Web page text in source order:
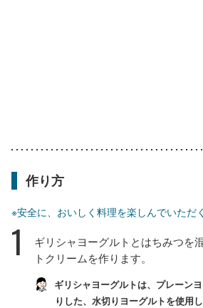
作り方
※安全に、おいしく料理を楽しんでいただ
1
ギリシャヨーグルトとはちみつを
トクリームを作ります。
ギリシャヨーグルトは、プレーン
りした、水切りヨーグルトを使用し